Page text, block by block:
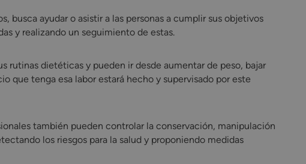
busca ayudar o asistir a las personas a cumplir sus objetivos
y realizando un seguimiento de estas.
rutinas dietéticas y pueden ir desde aumentar de peso, bajar
que tenga esa labor estará hecho y supervisado por este
también pueden controlar la conservación, manipulación
los riesgos para la salud y proponiendo medidas